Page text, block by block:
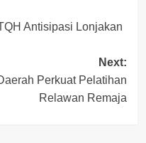
Antisipasi Lonjakan
Next:
Perkuat Pelatihan
Relawan Remaja